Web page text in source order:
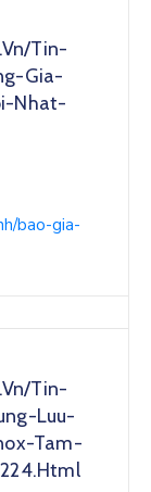
tin-
Gia-
Nhat-
bao-gia-
tin-
Luu-
Tam-